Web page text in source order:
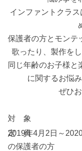
インファントクラ
保護者の方とモンテ
歌ったり、製作を
同じ年齢のお子様と
に関するお悩
ぜひ
対 象
2019年4月2日～
の保護者の方
定 員